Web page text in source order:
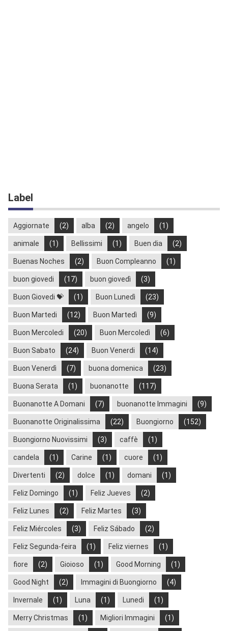
Label
Aggiornate (2) alba (2) angelo (1)
animale (1) Bellissimi (1) Buen dia (2)
Buenas Noches (2) Buon Compleanno (1)
buon giovedi (17) buon giovedì (3)
Buon Giovedi 💝 (1) Buon Lunedì (23)
Buon Martedi (12) Buon Martedì (9)
Buon Mercoledi (20) Buon Mercoledì (6)
Buon Sabato (24) Buon Venerdi (14)
Buon Venerdì (7) buona domenica (23)
Buona Serata (1) buonanotte (117)
Buonanotte A Domani (7) buonanotte Immagini (9)
Buonanotte Originalissima (22) Buongiorno (152)
Buongiorno Nuovissimi (3) caffè (1)
candela (1) Carine (1) cuore (1)
Divertenti (2) dolce (1) domani (1)
Feliz Domingo (1) Feliz Jueves (2)
Feliz Lunes (2) Feliz Martes (3)
Feliz Miércoles (3) Feliz Sábado (2)
Feliz Segunda-feira (1) Feliz viernes (1)
fiore (2) Gioioso (1) Good Morning (1)
Good Night (2) Immagini di Buongiorno (4)
Invernale (1) Luna (1) Lunedi (1)
Merry Christmas (1) Migliori Immagini (1)